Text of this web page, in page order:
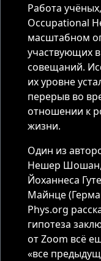
Работа
Occupational
масштабном
участвующих
совещаний.
их уровне
перерыв во
отношении к
жизни.
Один из
Нешер
Йоханнеса
Майнце
Phys.org
гипотеза
от Zoom всё
«все